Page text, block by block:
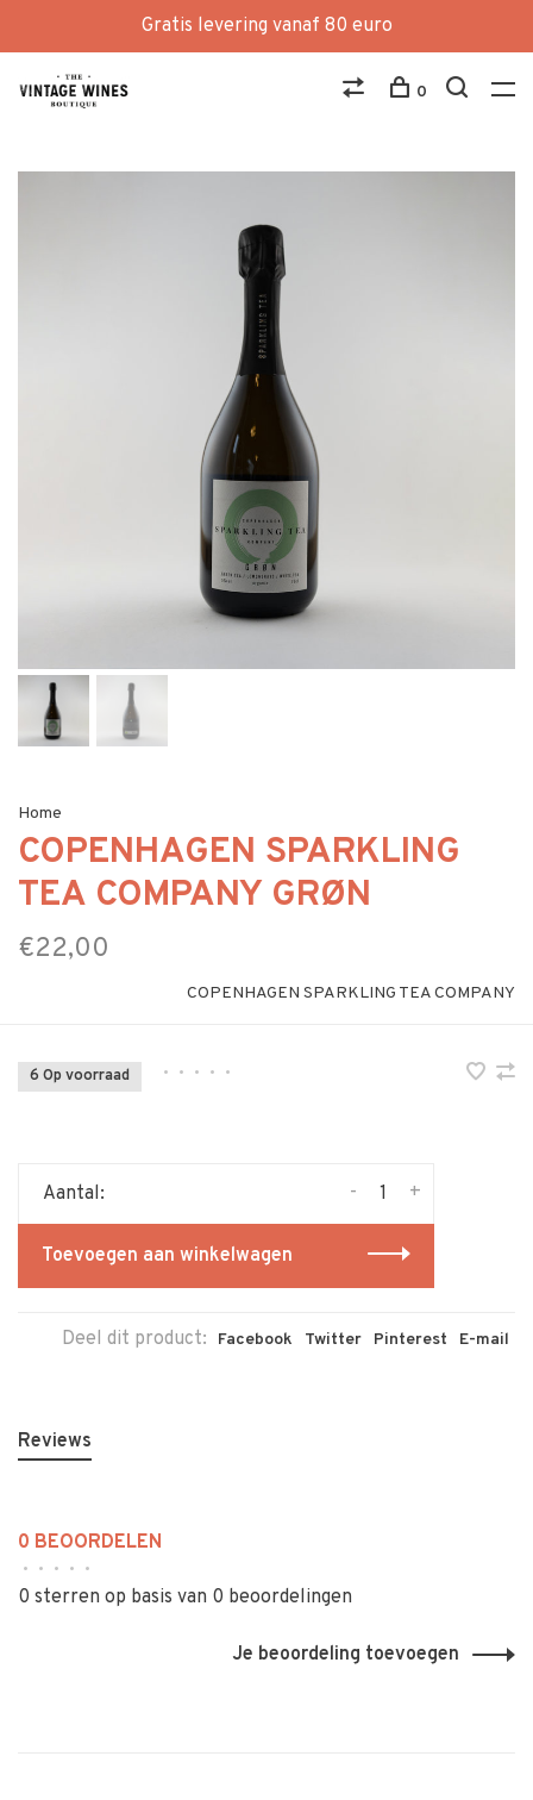
Gratis levering vanaf 80 euro
0
Home
COPENHAGEN SPARKLING
TEA COMPANY GRØN
€22,00
COPENHAGEN SPARKLING TEA COMPANY
6 Op voorraad • • • • •
Aantal: +
-
Toevoegen aan winkelwagen
Deel dit product: Facebook Twitter Pinterest E-mail
Reviews
0 BEOORDELEN
• • • • •
0 sterren op basis van 0 beoordelingen
Je beoordeling toevoegen